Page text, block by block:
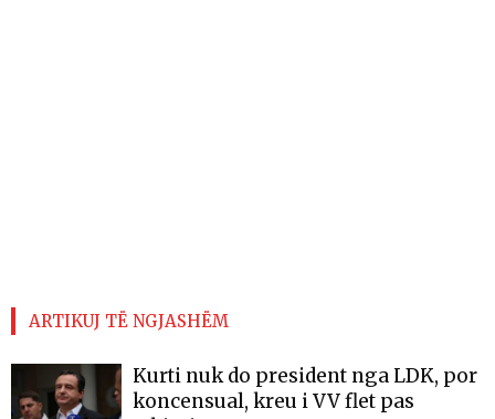
ARTIKUJ TË NGJASHËM
Kurti nuk do president nga LDK, por
koncensual, kreu i VV flet pas